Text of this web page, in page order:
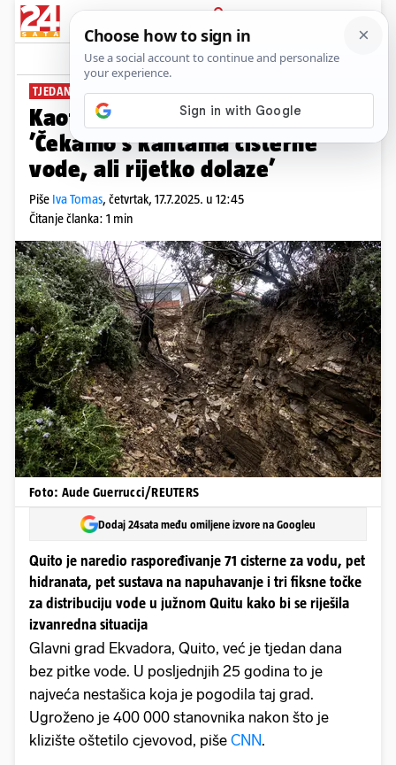
PRIJAVA
News Komentari
TJEDAN DANA BEZ VODE
Kaotično stanje u Ekvadoru:
’Čekamo s kantama cisterne
vode, ali rijetko dolaze’
Piše Iva Tomas, četvrtak, 17.7.2025. u 12:45
Čitanje članka: 1 min
Foto: Aude Guerrucci/REUTERS
Dodaj 24sata među omiljene izvore na Googleu
Quito je naredio raspoređivanje 71 cisterne za vodu, pet
hidranata, pet sustava na napuhavanje i tri fiksne točke
za distribuciju vode u južnom Quitu kako bi se riješila
izvanredna situacija
Glavni grad Ekvadora, Quito, već je tjedan dana
bez pitke vode. U posljednjih 25 godina to je
najveća nestašica koja je pogodila taj grad.
Ugroženo je 400 000 stanovnika nakon što je
klizište oštetilo cjevovod, piše CNN.